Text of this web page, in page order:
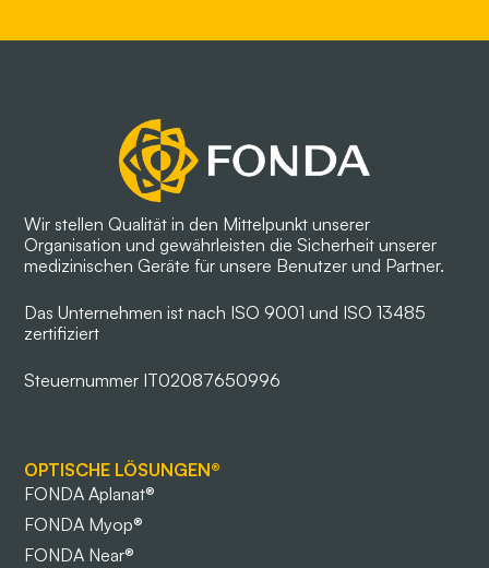
Wir stellen Qualität in den Mittelpunkt unserer
Organisation und gewährleisten die Sicherheit unserer
medizinischen Geräte für unsere Benutzer und Partner.
Das Unternehmen ist nach ISO 9001 und ISO 13485
zertifiziert
Steuernummer IT02087650996
OPTISCHE LÖSUNGEN®
FONDA Aplanat®
FONDA Myop®
FONDA Near®